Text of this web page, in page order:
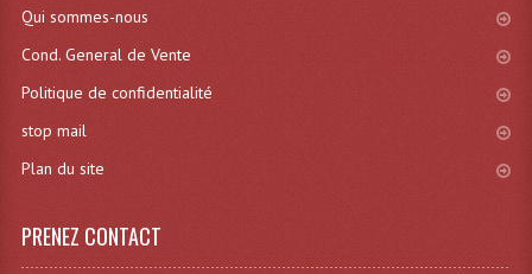
Qui sommes-nous
Cond. General de Vente
Politique de confidentialité
stop mail
Plan du site
PRENEZ CONTACT